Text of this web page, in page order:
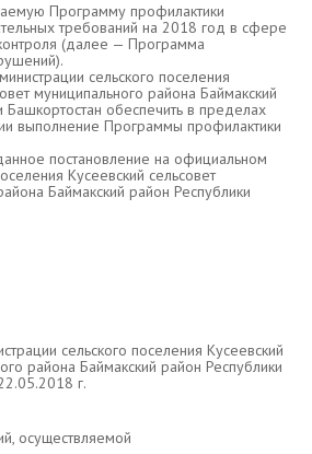
Программу профилактики
требований на 2018 год в сфере
(далее — Программа
сельского поселения
муниципального района Баймакский
Башкортостан обеспечить в пределах
выполнение Программы профилактики
постановление на официальном
Кусеевский сельсовет
Баймакский район Республики
сельсовет
сельского поселения Кусеевский
района Баймакский район Республики
г.
осуществляемой